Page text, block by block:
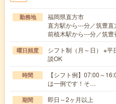
勤務地
福岡県直方市
直方駅から---分／筑豊
前植木駅から---分／筑
曜日頻度
シフト制（月～日） ※平
談OK
時間
【シフト例】07:00～
は一例です！そ…
期間 即日～2ヶ月以上